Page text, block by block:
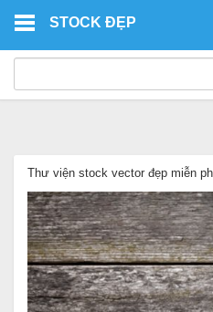
STOCK ĐẸP
Thư viện stock vector đẹp miễn